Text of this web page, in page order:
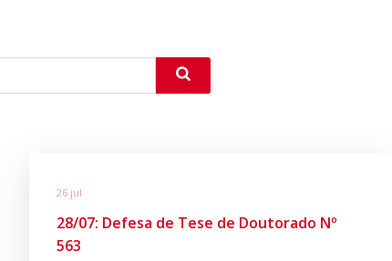
26 jul
28/07: Defesa de Tese de Doutorado Nº
563